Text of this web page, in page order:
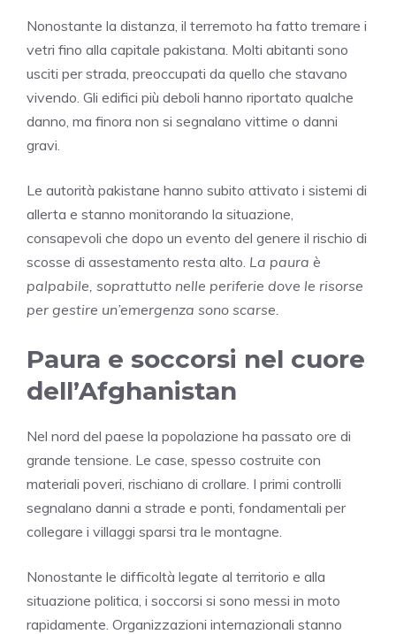
Nonostante la distanza, il terremoto ha fatto tremare i
vetri fino alla capitale pakistana. Molti abitanti sono
usciti per strada, preoccupati da quello che stavano
vivendo. Gli edifici più deboli hanno riportato qualche
danno, ma finora non si segnalano vittime o danni
gravi.
Le autorità pakistane hanno subito attivato i sistemi di
allerta e stanno monitorando la situazione,
consapevoli che dopo un evento del genere il rischio di
scosse di assestamento resta alto. La paura è
palpabile, soprattutto nelle periferie dove le risorse
per gestire un’emergenza sono scarse.
Paura e soccorsi nel cuore
dell’Afghanistan
Nel nord del paese la popolazione ha passato ore di
grande tensione. Le case, spesso costruite con
materiali poveri, rischiano di crollare. I primi controlli
segnalano danni a strade e ponti, fondamentali per
collegare i villaggi sparsi tra le montagne.
Nonostante le difficoltà legate al territorio e alla
situazione politica, i soccorsi si sono messi in moto
rapidamente. Organizzazioni internazionali stanno